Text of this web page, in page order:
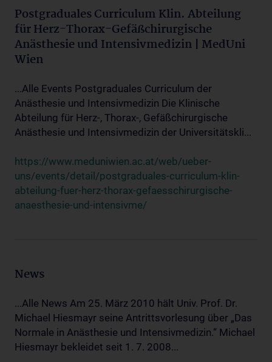
Postgraduales Curriculum Klin. Abteilung
für Herz-Thorax-Gefäßchirurgische
Anästhesie und Intensivmedizin | MedUni
Wien
...Alle Events Postgraduales Curriculum der
Anästhesie und Intensivmedizin Die Klinische
Abteilung für Herz-, Thorax-, Gefäßchirurgische
Anästhesie und Intensivmedizin der Universitätskli...
https://www.meduniwien.ac.at/web/ueber-
uns/events/detail/postgraduales-curriculum-klin-
abteilung-fuer-herz-thorax-gefaesschirurgische-
anaesthesie-und-intensivme/
News
...Alle News Am 25. März 2010 hält Univ. Prof. Dr.
Michael Hiesmayr seine Antrittsvorlesung über „Das
Normale in Anästhesie und Intensivmedizin.“ Michael
Hiesmayr bekleidet seit 1. 7. 2008...